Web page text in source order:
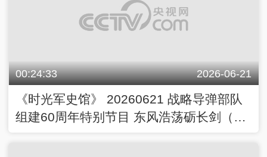
00:24:33 2026-06-21
《时光军史馆》 20260621 战略导弹部队
组建60周年特别节目 东风浩荡砺长剑（上